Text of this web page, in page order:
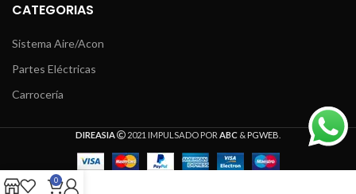
CATEGORIAS
Sistema Aire/Acon
Partes Eléctricas
Carrocería
DIREASIA 2021 IMPULSADO POR ABC &PGWEB
0